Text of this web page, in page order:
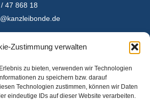
Zustimmung verwalten
zu bieten, verwenden wir Technologien
zu speichern bzw. darauf
Technologien zustimmen, können wir Daten
eindeutige IDs auf dieser Website verarbeiten.
47 868 18